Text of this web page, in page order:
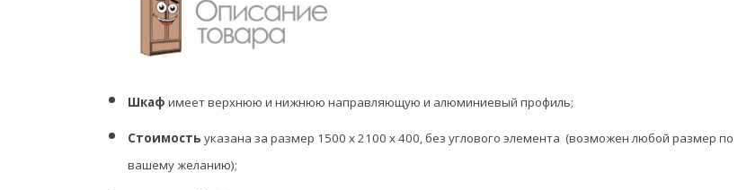
Шкаф имеет верхнюю и нижнюю направляющую и алюминиевый профиль;
Стоимость указана за размер 1500 х 2100 х 400, без углового элемента (возможен любой размер по
вашему желанию);